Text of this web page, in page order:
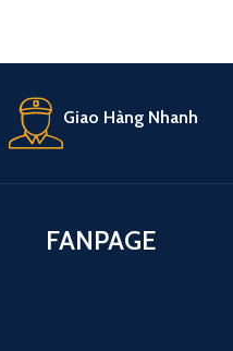
Giao Hàng Nhanh
FANPAGE